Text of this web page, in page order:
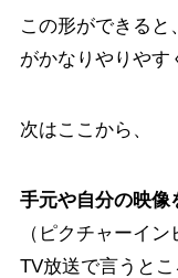
この形ができる
がかなりやりやす
次はここから、
手元や自分の映像
（ピクチャーイン
TV放送で言うとこ